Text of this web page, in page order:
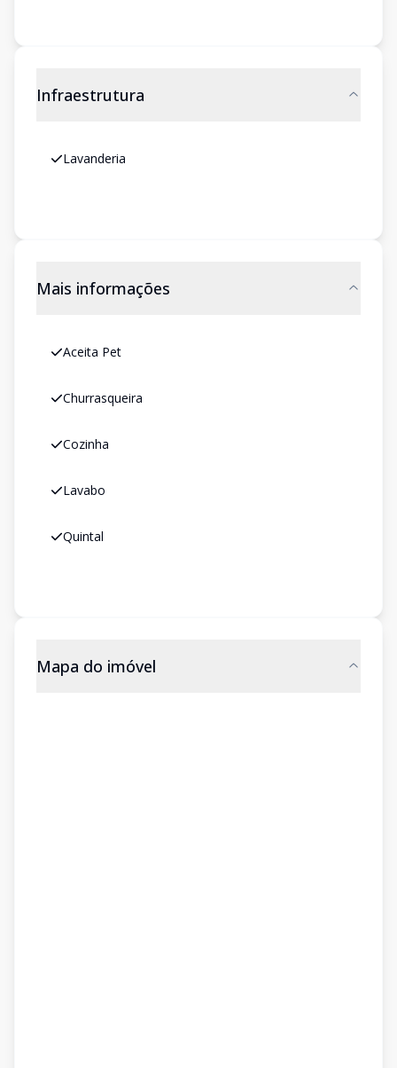
Infraestrutura
Lavanderia
Mais informações
Aceita Pet
Churrasqueira
Cozinha
Lavabo
Quintal
Mapa do imóvel